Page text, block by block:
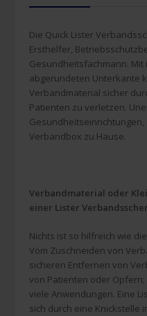
Die Quick Lister
Ersthelfer,
Gesundheitsfachmann.
abgerundeten Unterkante
Verbandmaterial sicher
Patienten zu verletzen.
Verbandbox zu Hause.
Verbandmaterial oder
einer Lister
Nichts ist so hilfreich wie
Vom Zuschneiden von
sicheren Entfernen von
von Patienten oder
viele Anwendungen. Eine
sich durch eine Knickstelle